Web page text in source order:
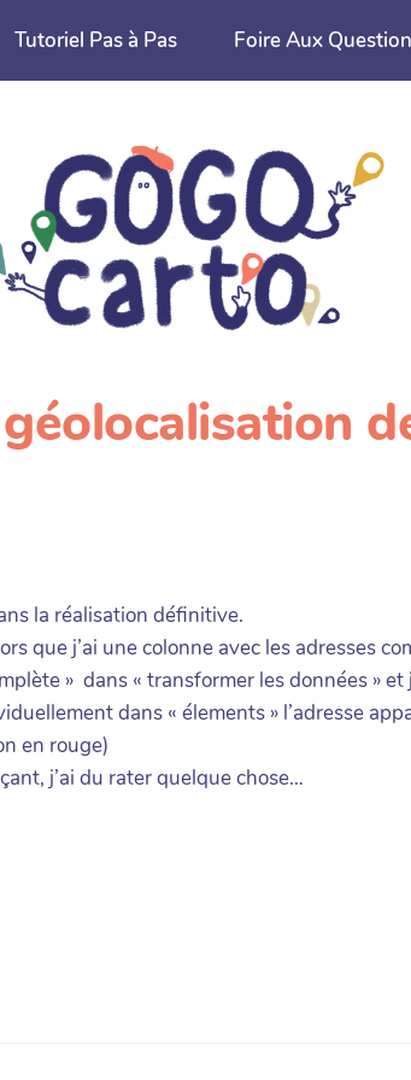
Tutoriel Pas à Pas Foire Aux
la réalisation définitive.
que j’ai une colonne avec les adresses
» dans « transformer les données »
dans « élements » l’adresse
en rouge)
j’ai du rater quelque chose…